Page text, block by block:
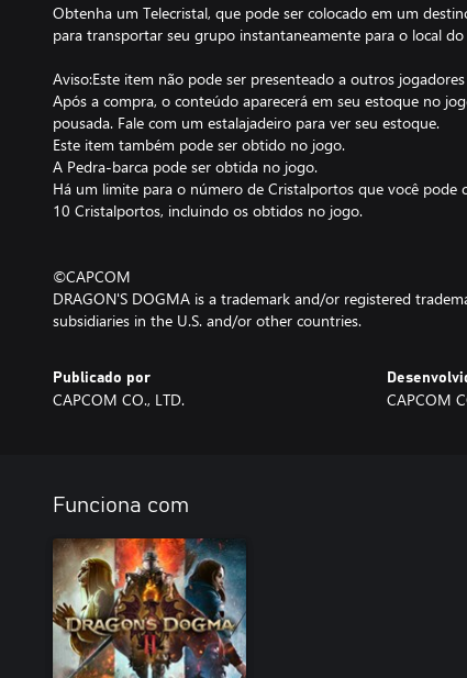
Obtenha um Telecristal, que pode ser colocado em um
para transportar seu grupo instantaneamente para o local do
Aviso:Este item não pode ser presenteado a outros
Após a compra, o conteúdo aparecerá em seu estoque no
pousada. Fale com um estalajadeiro para ver seu estoque.
Este item também pode ser obtido no jogo.
A Pedra-barca pode ser obtida no jogo.
Há um limite para o número de Cristalportos que você pode
10 Cristalportos, incluindo os obtidos no jogo.
©CAPCOM
DRAGON'S DOGMA is a trademark and/or registered
subsidiaries in the U.S. and/or other countries.
Publicado por
CAPCOM CO., LTD. CAPCOM
Funciona com